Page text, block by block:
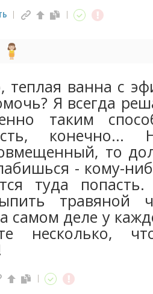
теплая ванна с
Я всегда
таким
конечно...
то
- кому-
туда
травяной
самом деле у
несколько,